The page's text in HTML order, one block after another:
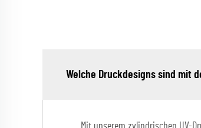
Welche Druckdesigns sind mit